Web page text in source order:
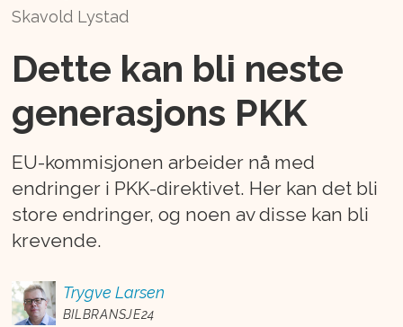
Skavold Lystad
Dette kan bli neste
generasjons PKK
EU-kommisjonen arbeider nå med
endringer i PKK-direktivet. Her kan det bli
store endringer, og noen av disse kan bli
krevende.
Trygve Larsen
BILBRANSJE24